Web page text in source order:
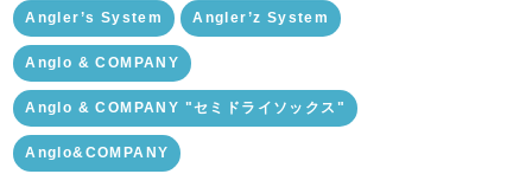
Angler’s System Angler’z System
Anglo & COMPANY
Anglo & COMPANY "セミドライソックス"
Anglo&COMPANY